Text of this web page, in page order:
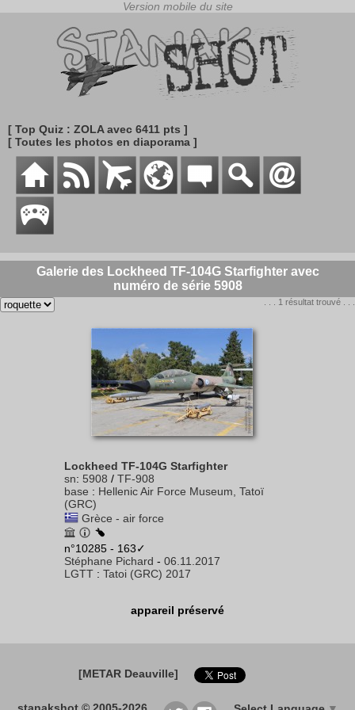
[ Top Quiz : ZOLA avec 6411 pts ]
[ Toutes les photos en diaporama ]
Galerie des Lockheed TF-104G Starfighter avec
numéro de série 5908
. . . 1 résultat trouvé . . .
Lockheed TF-104G Starfighter
sn: 5908 / TF-908
base : Hellenic Air Force Museum, Tatoï
(GRC)
Grèce - air force
n°10285 - 163✓
Stéphane Pichard - 06.11.2017
LGTT : Tatoi (GRC) 2017
appareil préservé
[METAR Deauville]